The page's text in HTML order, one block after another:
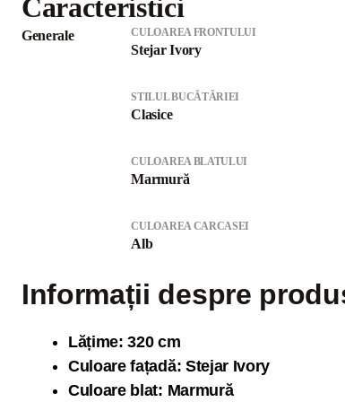
Caracteristici
Generale CULOAREA FRONTULUI
Stejar Ivory
STILUL BUCĂTĂRIEI
Clasice
CULOAREA BLATULUI
Marmură
CULOAREA CARCASEI
Alb
Informații despre
Lățime: 320 cm
Culoare fațadă: Stejar Ivory
Culoare blat: Marmură